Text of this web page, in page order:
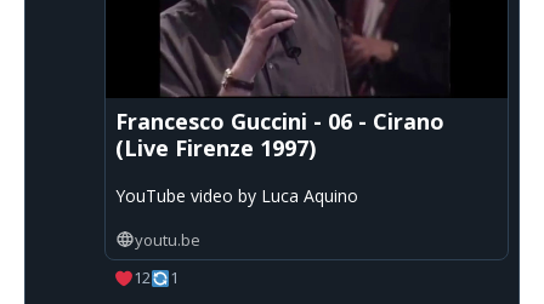
Francesco Guccini - 06 - Cirano
(Live Firenze 1997)
YouTube video by Luca Aquino
youtu.be
12
1